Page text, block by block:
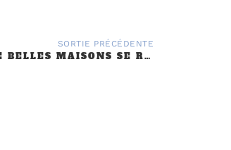
SORTIE PRÉCÉDENTE
IDF 92 75. : DE BELLES MAISONS SE RACONTENT – 3 JUIN 2026